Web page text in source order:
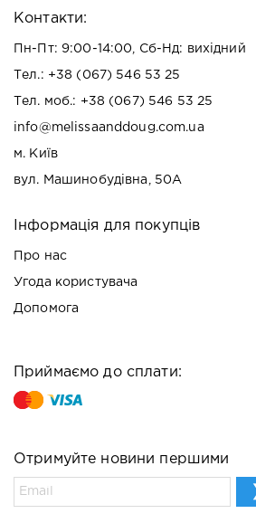
Контакти:
Пн-Пт: 9:00-14:00, Сб-Нд: вихідний
Тел.: +38 (067) 546 53 25
Тел. моб.: +38 (067) 546 53 25
info@melissaanddoug.com.ua
м. Київ
вул. Машинобудівна, 50А
Інформація для покупців
Про нас
Угода користувача
Допомога
Приймаємо до сплати:
Отримуйте новини першими